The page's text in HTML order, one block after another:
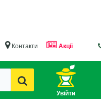
Контакти Акції
Увійти